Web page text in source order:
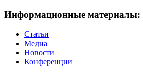
Информационные материалы:
Статьи
Медиа
Новости
Конференции